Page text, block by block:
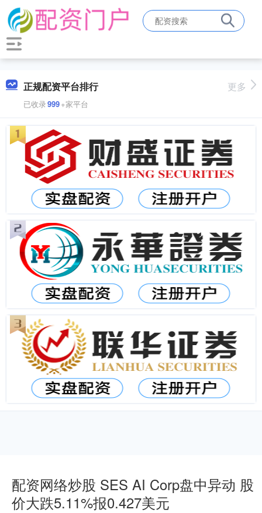
正规配资平台排行
已收录999+家平台
更多
配资网络炒股 SES AI Corp盘中异动 股
价大跌5.11%报0.427美元